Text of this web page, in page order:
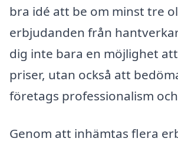
bra idé att be om minst tre
erbjudanden från
dig inte bara en möjlighet
priser, utan också att
företags professionalism
Genom att inhämtas flera